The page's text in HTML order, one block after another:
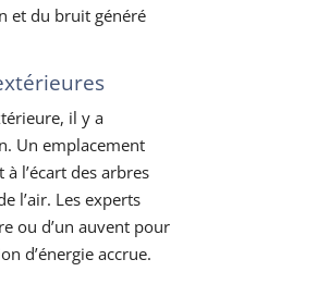
et du bruit généré
il y a
Un emplacement
l’écart des arbres
l’air. Les experts
ou d’un auvent pour
d’énergie accrue.